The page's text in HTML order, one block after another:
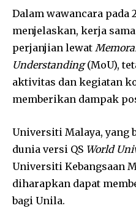
Dalam wawancara pada
menjelaskan, kerja
perjanjian lewat
Understanding(MoU),
aktivitas dan kegiatan
memberikan dampak
Universiti Malaya, yang
dunia versi QS World
Universiti Kebangsaan
diharapkan dapat
bagi Unila.